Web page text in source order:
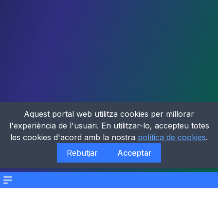
Menu
Aquest portal web utilitza cookies per millorar
l'experiència de l'usuari. En utilitzar-lo, accepteu totes
les cookies d'acord amb la nostra política de cookies.
Rebutjar
Acceptar